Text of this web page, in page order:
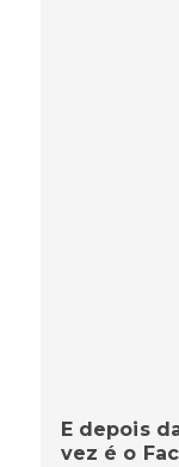
E depois
vez é o